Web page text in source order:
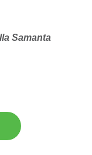
Samanta